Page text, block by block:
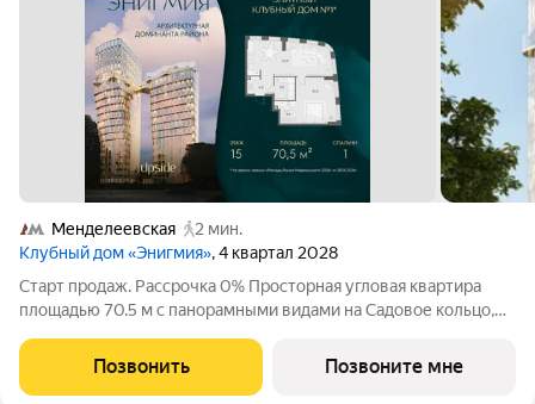
Менделеевская
2 мин.
Клубный дом «Энигмия», 4 квартал 2028
Старт продаж. Рассрочка 0% Просторная угловая квартира
площадью 70.5 м с панорамными видами на Садовое кольцо,
мастер-спальней и гардеробной с окном. ЭНИГМИЯ дом-
скульптура, притягивающий
Позвонить Позвоните мне